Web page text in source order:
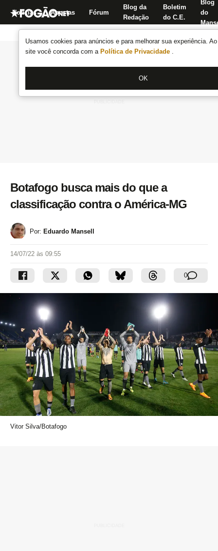
Usamos cookies para anúncios e para melhorar sua experiência.
site você concorda com a Política de Privacidade .
OK
Notícias Apostas Fórum
Blog da
Redação
Boletim
do C.E.
Blog
do
Botafogo busca mais do que a
classificação contra o América-MG
Por: Eduardo Mansell
14/07/22 às 09:55
0
Vitor Silva/Botafogo